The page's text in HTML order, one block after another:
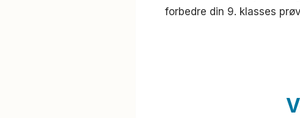
forbedre din 9. klasses